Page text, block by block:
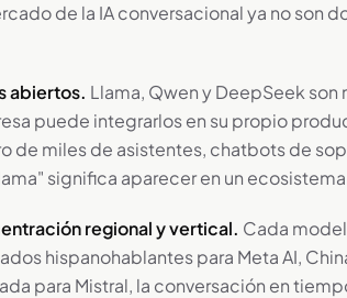
de la IA conversacional ya no son
abiertos. Llama, Qwen y DeepSeek
puede integrarlos en su propio
de miles de asistentes, chatbots de
significa aparecer en un
regional y vertical. Cada
hispanohablantes para Meta AI,
para Mistral, la conversación en